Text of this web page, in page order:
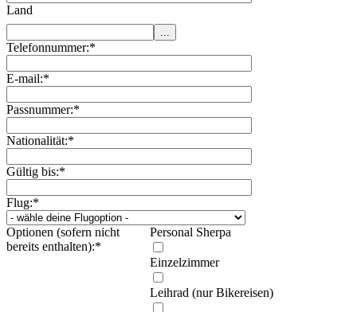
Land
Telefonnummer:*
E-mail:*
Passnummer:*
Nationalität:*
Gültig bis:*
Flug:*
Optionen (sofern nicht
bereits enthalten):*
Personal Sherpa
Einzelzimmer
Leihrad (nur Bikereisen)